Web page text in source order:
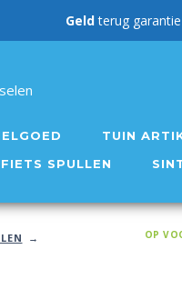
Geldterug
TUIN
FIETS SPULLEN
OP